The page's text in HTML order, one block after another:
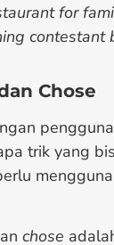
for
Chose
trik yang
chose